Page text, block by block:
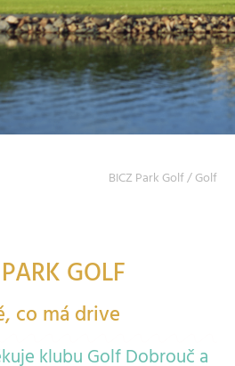
BICZ Park Golf/Golf
GOLF
co má drive